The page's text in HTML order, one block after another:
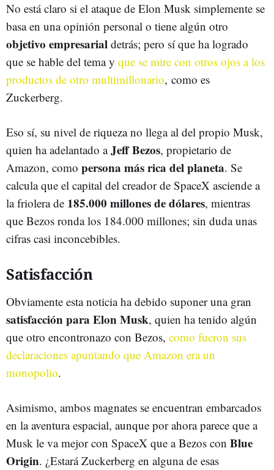
No está claro si el ataque de Elon Musk simplemente se
basa en una opinión personal o tiene algún otro
objetivo empresarial detrás; pero sí que ha logrado
que se hable del tema y que se mire con otros ojos a los
productos de otro multimillonario, como es
Zuckerberg.
Eso sí, su nivel de riqueza no llega al del propio Musk,
quien ha adelantado aJeff Bezos, propietario de
Amazon, como persona más rica del planeta. Se
calcula que el capital del creador de SpaceX asciende a
la friolera de 185.000 millones de dólares, mientras
que Bezos ronda los 184.000 millones; sin duda unas
cifras casi inconcebibles.
Satisfacción
Obviamente esta noticia ha debido suponer una gran
satisfacción para Elon Musk, quien ha tenido algún
que otro encontronazo con Bezos, como fueron sus
declaraciones apuntando que Amazon era un
monopolio.
Asimismo, ambos magnates se encuentran embarcados
en la aventura espacial, aunque por ahora parece que a
Musk le va mejor con SpaceX que a Bezos con Blue
Origin. ¿Estará Zuckerberg en alguna de esas